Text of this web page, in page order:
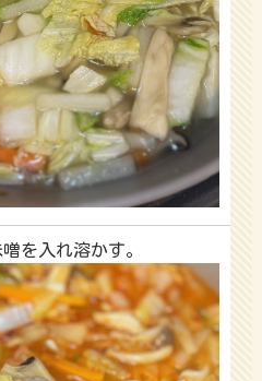
を入れ溶かす。